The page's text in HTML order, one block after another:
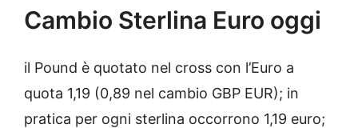
Cambio Sterlina Euro oggi
il Pound è quotato nel cross con l’Euro a
quota 1,19 (0,89 nel cambio GBP EUR); in
pratica per ogni sterlina occorrono 1,19 euro;